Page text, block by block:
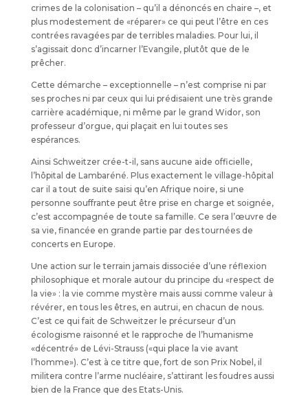
crimes de la colonisation – qu’il a dénoncés en chaire –, et
plus modestement de «réparer» ce qui peut l’être en ces
contrées ravagées par de terribles maladies. Pour lui, il
s’agissait donc d’incarner l’Evangile, plutôt que de le
prêcher.
Cette démarche – exceptionnelle – n’est comprise ni par
ses proches ni par ceux qui lui prédisaient une très grande
carrière académique, ni même par le grand Widor, son
professeur d’orgue, qui plaçait en lui toutes ses
espérances.
Ainsi Schweitzer crée-t-il, sans aucune aide officielle,
l’hôpital de Lambaréné. Plus exactement le village-hôpital
car il a tout de suite saisi qu’en Afrique noire, si une
personne souffrante peut être prise en charge et soignée,
c’est accompagnée de toute sa famille. Ce sera l’œuvre de
sa vie, financée en grande partie par des tournées de
concerts en Europe.
Une action sur le terrain jamais dissociée d’une réflexion
philosophique et morale autour du principe du «respect de
la vie» : la vie comme mystère mais aussi comme valeur à
révérer, en tous les êtres, en autrui, en chacun de nous.
C’est ce qui fait de Schweitzer le précurseur d’un
écologisme raisonné et le rapproche de l’humanisme
«décentré» de Lévi-Strauss («qui place la vie avant
l’homme»). C’est à ce titre que, fort de son Prix Nobel, il
militera contre l’arme nucléaire, s’attirant les foudres aussi
bien de la France que des Etats-Unis.